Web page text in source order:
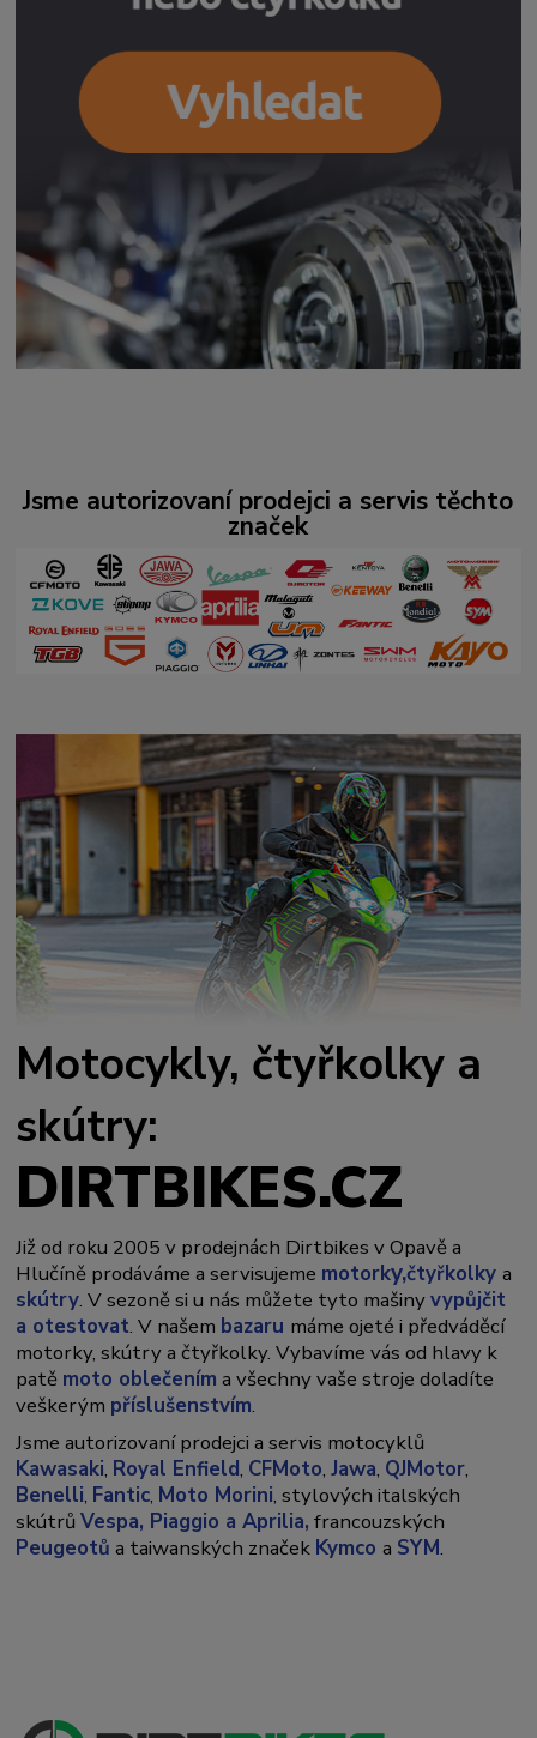
Jsme autorizovaní prodejci a servis těchto
značek
Motocykly, čtyřkolky a
skútry:
DIRTBIKES.CZ
Již od roku 2005 v prodejnách Dirtbikes v Opavě a
Hlučíně prodáváme a servisujeme motorky,čtyřkolkya
skútry. V sezoně si u nás můžete tyto mašinyvypůjčit
a otestovat. V našem bazaru máme ojeté i předváděcí
motorky, skútry a čtyřkolky. Vybavíme vás od hlavy k
patě moto oblečením a všechny vaše stroje doladíte
veškerým příslušenstvím.
Jsme autorizovaní prodejci a servis motocyklů
Kawasaki, Royal Enfield, CFMoto,Jawa, QJMotor,
Benelli, Fantic, Moto Morini, stylových italských
skútrůVespa, Piaggio a Aprilia, francouzských
Peugeotů a taiwanských značek Kymcoa SYM.